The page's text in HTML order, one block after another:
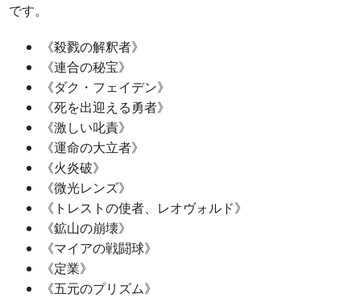
です。
《殺戮の解釈者》
《連合の秘宝》
《ダク・フェイデン》
《死を出迎える勇者》
《激しい叱責》
《運命の大立者》
《火炎破》
《微光レンズ》
《トレストの使者、レオヴォルド》
《鉱山の崩壊》
《マイアの戦闘球》
《定業》
《五元のプリズム》